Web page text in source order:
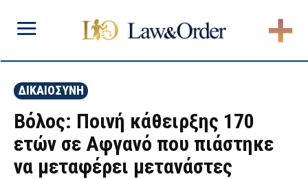
ΔΙΚΑΙΟΣΥΝΗ
Βόλος: Ποινή κάθειρξης 170
ετών σε Αφγανό που πιάστηκε
να μεταφέρει μετανάστες